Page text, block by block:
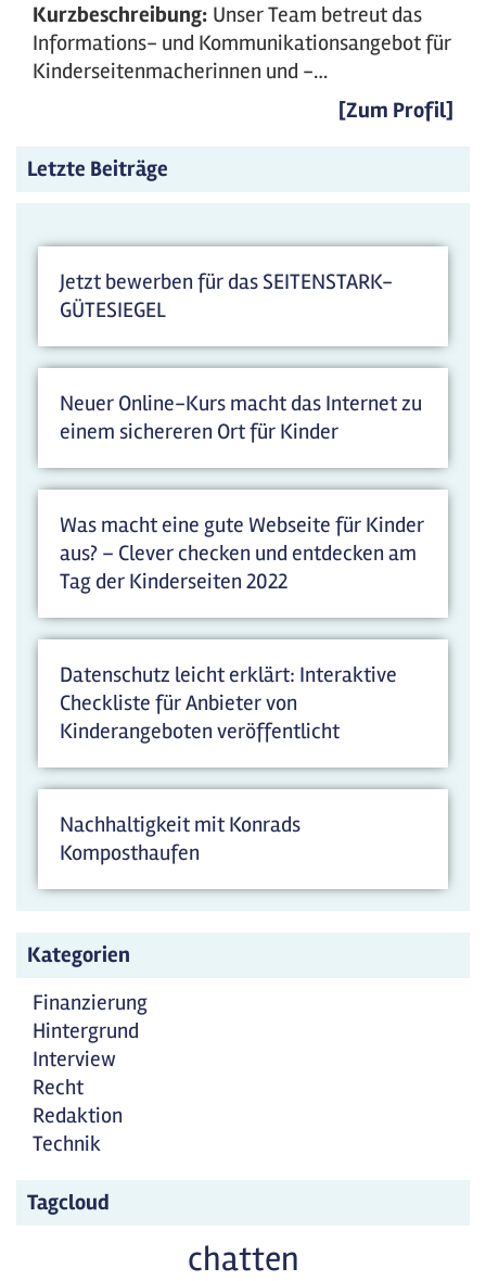
Kurzbeschreibung: Unser Team betreut das
Informations- und Kommunikationsangebot für
Kinderseitenmacherinnen und -…
[Zum Profil]
Letzte Beiträge
Jetzt bewerben für das SEITENSTARK-
GÜTESIEGEL
Neuer Online-Kurs macht das Internet zu
einem sichereren Ort für Kinder
Was macht eine gute Webseite für Kinder
aus? – Clever checken und entdecken am
Tag der Kinderseiten 2022
Datenschutz leicht erklärt: Interaktive
Checkliste für Anbieter von
Kinderangeboten veröffentlicht
Nachhaltigkeit mit Konrads
Komposthaufen
Kategorien
Finanzierung
Hintergrund
Interview
Recht
Redaktion
Technik
Tagcloud
chatten